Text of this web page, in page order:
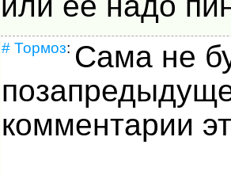
# Тормоз: Сама не
комментарии